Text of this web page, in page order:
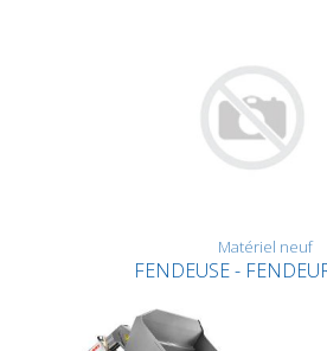
Matériel neuf
FENDEUSE -